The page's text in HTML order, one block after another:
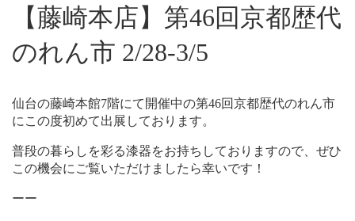
t
i
【藤崎本店】第46回京都歴代
のれん市 2/28-3/5
仙台の藤崎本館7階にて開催中の第46回京都歴代のれん市
にこの度初めて出展しております。
普段の暮らしを彩る漆器をお持ちしておりますので、ぜひ
この機会にご覧いただけましたら幸いです！
ーー